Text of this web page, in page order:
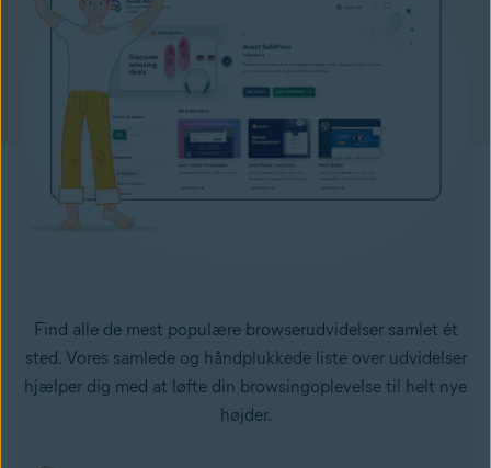
Find alle de mest populære browserudvidelser samlet ét
sted. Vores samlede og håndplukkede liste over udvidelser
hjælper dig med at løfte din browsingoplevelse til helt nye
højder.